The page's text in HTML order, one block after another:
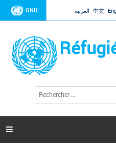
Jump to
ONU العربية 中文
l
c
h
